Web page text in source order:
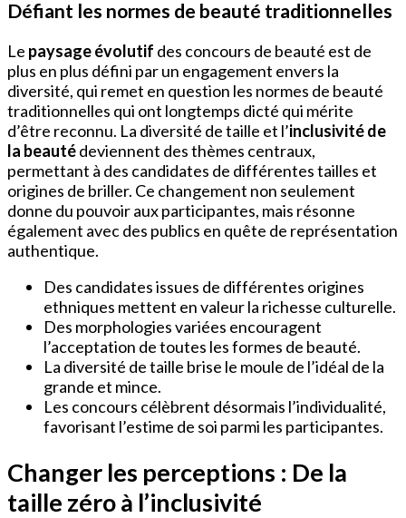
Défiant les normes de beauté traditionnelles
Le paysage évolutif des concours de beauté est de
plus en plus défini par un engagement envers la
diversité, qui remet en question les normes de beauté
traditionnelles qui ont longtemps dicté qui mérite
d’être reconnu. La diversité de taille et l’inclusivité de
la beautédeviennent des thèmes centraux,
permettant à des candidates de différentes tailles et
origines de briller. Ce changement non seulement
donne du pouvoir aux participantes, mais résonne
également avec des publics en quête de représentation
authentique.
Des candidates issues de différentes origines
ethniques mettent en valeur la richesse culturelle.
Des morphologies variées encouragent
l’acceptation de toutes les formes de beauté.
La diversité de taille brise le moule de l’idéal de la
grande et mince.
Les concours célèbrent désormais l’individualité,
favorisant l’estime de soi parmi les participantes.
Changer les perceptions : De la
taille zéro à l’inclusivité